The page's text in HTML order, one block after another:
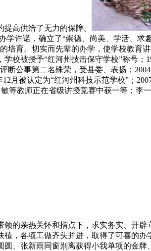
高供给了无力的保障。
许诺，确立了“崇德、尚美、学活、求
育。切实而先辈的办学，使学校教育
校被授予“红河州技击保守学校”称号
公事第二名殊荣，受县委、表扬；
月被认定为“红河州科技示范学校”；
等教师正在省级讲授竞赛中获一等；
领的亲热关怀和指点下，求实务实、开
，各项工做齐头并进，取得了可喜的
、张新雨同窗别离获得小我单项的金